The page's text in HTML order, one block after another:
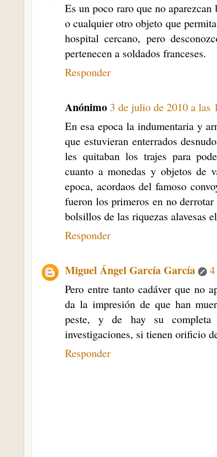
Es un poco raro que no
o cualquier otro objeto que
hospital cercano, pero
pertenecen a soldados franceses.
Responder
Anónimo 3 de julio de 2010 a las
En esa epoca la indumentaria y
que estuvieran enterrados
les quitaban los trajes para
cuanto a monedas y objetos de
epoca, acordaos del famoso
fueron los primeros en no
bolsillos de las riquezas alavesas
Responder
Miguel Ángel García García
Pero entre tanto cadáver que no
da la impresión de que han
peste, y de hay su
investigaciones, si tienen orificio
Responder